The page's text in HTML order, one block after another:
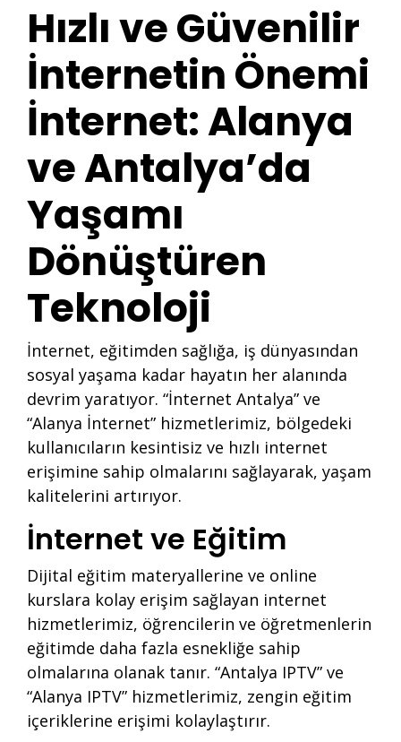
Hızlı ve Güvenilir
İnternetin Önemi
İnternet: Alanya
ve Antalya’da
Yaşamı
Dönüştüren
Teknoloji
İnternet, eğitimden sağlığa, iş dünyasından
sosyal yaşama kadar hayatın her alanında
devrim yaratıyor. “İnternet Antalya” ve
“Alanya İnternet” hizmetlerimiz, bölgedeki
kullanıcıların kesintisiz ve hızlı internet
erişimine sahip olmalarını sağlayarak, yaşam
kalitelerini artırıyor.
İnternet ve Eğitim
Dijital eğitim materyallerine ve online
kurslara kolay erişim sağlayan internet
hizmetlerimiz, öğrencilerin ve öğretmenlerin
eğitimde daha fazla esnekliğe sahip
olmalarına olanak tanır. “Antalya IPTV” ve
“Alanya IPTV” hizmetlerimiz, zengin eğitim
içeriklerine erişimi kolaylaştırır.